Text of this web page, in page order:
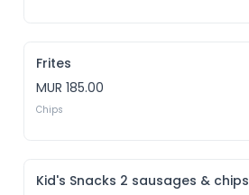
Frites
MUR 185.00
Chips
Kid's Snacks 2 sausages & chips